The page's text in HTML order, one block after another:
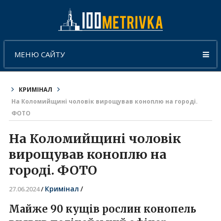
МЕНЮ САЙТУ
КРИМІНАЛ
На Коломийщині чоловік вирощував коноплю на городі.
ФОТО
На Коломийщині чоловік
вирощував коноплю на
городі. ФОТО
27.06.2024/ Кримінал /
Майже 90 кущів рослин конопель